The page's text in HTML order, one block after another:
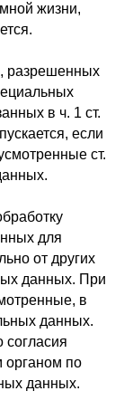
жизни,
разрешенных
в ч. 1 ст.
если
ст.
для
от других
данных. При
в
данных.
согласия
органом по
данных.